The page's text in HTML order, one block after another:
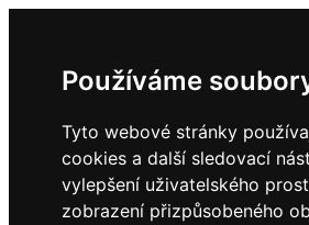
Používáme
Tyto webové stránky
cookies a další sledovací
vylepšení uživatelského
zobrazení přizpůsobeného